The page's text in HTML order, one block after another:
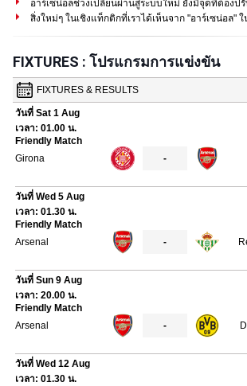
อาร์เซน่อลช่วงเปลี่ยนผ่านสู่ระบบใหม่ ยังมีจุดที่ต้องปรั
สิ่งใหม่ๆ ในเชิงแท็กติกที่เราได้เห็นจาก "อาร์เซน่อล"
FIXTURES : โปรแกรมการแข่งขัน